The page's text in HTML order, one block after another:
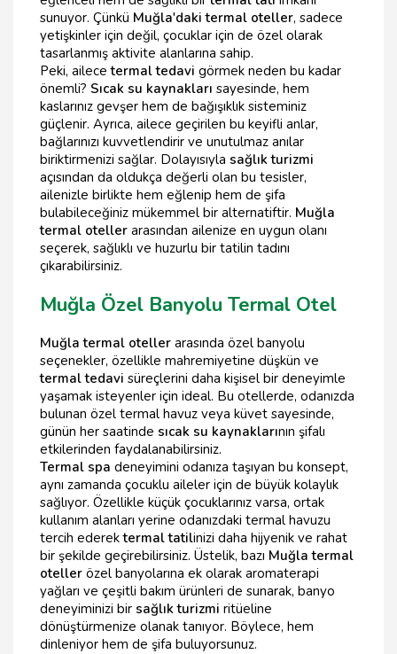
sunuyor. Çünkü Muğla'daki termal oteller, sadece
yetişkinler için değil, çocuklar için de özel olarak
tasarlanmış aktivite alanlarına sahip.
Peki, ailecetermal tedavi görmek neden bu kadar
önemli? Sıcak su kaynakları sayesinde, hem
kaslarınız gevşer hem de bağışıklık sisteminiz
güçlenir. Ayrıca, ailece geçirilen bu keyifli anlar,
bağlarınızı kuvvetlendirir ve unutulmaz anılar
biriktirmenizi sağlar. Dolayısıyla sağlık turizmi
açısından da oldukça değerli olan bu tesisler,
ailenizle birlikte hem eğlenip hem de şifa
bulabileceğiniz mükemmel bir alternatiftir. Muğla
termal oteller arasından ailenize en uygun olanı
seçerek, sağlıklı ve huzurlu bir tatilin tadını
çıkarabilirsiniz.
Muğla Özel Banyolu Termal Otel
Muğla termal oteller arasında özel banyolu
seçenekler, özellikle mahremiyetine düşkün ve
termal tedavi süreçlerini daha kişisel bir deneyimle
yaşamak isteyenler için ideal. Bu otellerde, odanızda
bulunan özel termal havuz veya küvet sayesinde,
günün her saatinde sıcak su kaynaklarının şifalı
etkilerinden faydalanabilirsiniz.
Termal spa deneyimini odanıza taşıyan bu konsept,
aynı zamanda çocuklu aileler için de büyük kolaylık
sağlıyor. Özellikle küçük çocuklarınız varsa, ortak
kullanım alanları yerine odanızdaki termal havuzu
tercih ederektermal tatilinizi daha hijyenik ve rahat
bir şekilde geçirebilirsiniz. Üstelik, bazı Muğla termal
oteller özel banyolarına ek olarak aromaterapi
yağları ve çeşitli bakım ürünleri de sunarak, banyo
deneyiminizi bir sağlık turizmi ritüeline
dönüştürmenize olanak tanıyor. Böylece, hem
dinleniyor hem de şifa buluyorsunuz.